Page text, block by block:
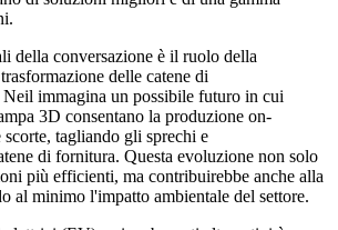
della conversazione è il ruolo della
delle catene di
immagina un possibile futuro in cui
3D consentano la produzione on-
tagliando gli sprechi e
di fornitura. Questa evoluzione non solo
più efficienti, ma contribuirebbe anche alla
al minimo l'impatto ambientale del settore.